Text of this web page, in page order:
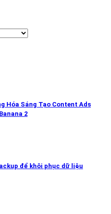
Hóa Sáng Tạo Content Ads
2
để khôi phục dữ liệu